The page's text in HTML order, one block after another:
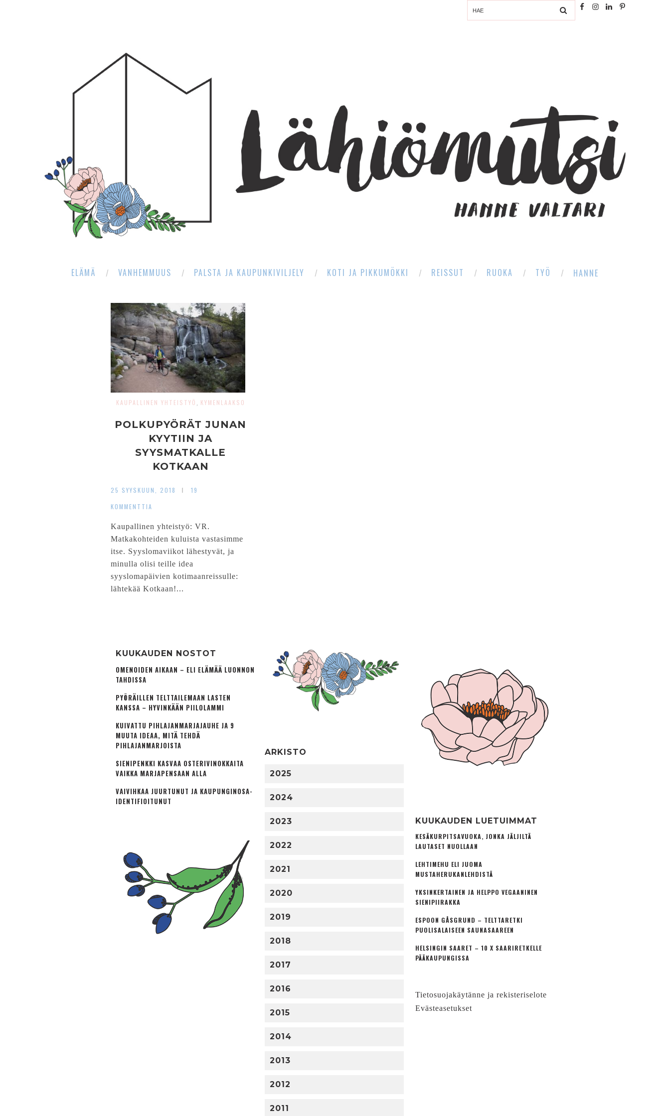
ELÄMÄ VANHEMMUUS PALSTA JA KAUPUNKIVILJELY KOTI JA PIKKUMÖKKI REISSUT RUOKA TYÖ HANNE
KAUPALLINEN YHTEISTYÖ , KYMENLAAKSO
POLKUPYÖRÄT JUNAN
KYYTIIN JA
SYYSMATKALLE
KOTKAAN
25 SYYSKUUN, 2018
19
KOMMENTTIA
Kaupallinen yhteistyö: VR.
Matkakohteiden kuluista vastasimme
itse. Syyslomaviikot lähestyvät, ja
minulla olisi teille idea
syyslomapäivien kotimaanreissulle:
lähtekää Kotkaan!...
KUUKAUDEN NOSTOT
OMENOIDEN AIKAAN – ELI ELÄMÄÄ LUONNON
TAHDISSA
PYÖRÄILLEN TELTTAILEMAAN LASTEN
KANSSA – HYVINKÄÄN PIILOLAMMI
KUIVATTU PIHLAJANMARJAJAUHE JA 9
MUUTA IDEAA, MITÄ TEHDÄ
PIHLAJANMARJOISTA
SIENIPENKKI KASVAA OSTERIVINOKKAITA
VAIKKA MARJAPENSAAN ALLA
VAIVIHKAA JUURTUNUT JA KAUPUNGINOSA­
IDENTIFIOITUNUT
ARKISTO
2025
2024
2023
2022
2021
2020
2019
2018
2017
2016
2015
2014
2013
2012
2011
KUUKAUDEN LUETUIMMAT
KESÄKURPITSAVUOKA, JONKA JÄLJILTÄ
LAUTASET NUOLLAAN
LEHTIMEHU ELI JUOMA
MUSTAHERUKANLEHDISTÄ
YKSINKERTAINEN JA HELPPO VEGAANINEN
SIENIPIIRAKKA
ESPOON GÅSGRUND – TELTTARETKI
PUOLISALAISEEN SAUNASAAREEN
HELSINGIN SAARET – 10 X SAARIRETKELLE
PÄÄKAUPUNGISSA
Tietosuojakäytänne ja rekisteriselote
Evästeasetukset